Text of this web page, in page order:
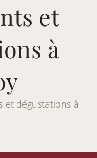
et
à
et dégustations à